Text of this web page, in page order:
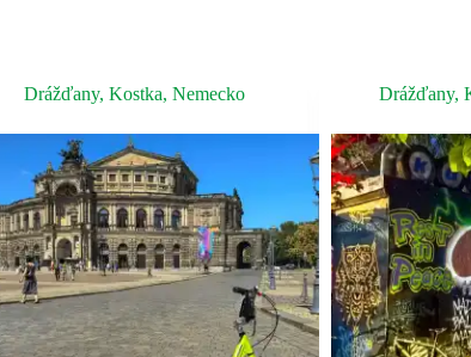
Drážďany, Kostka, Nemecko Drážďany,